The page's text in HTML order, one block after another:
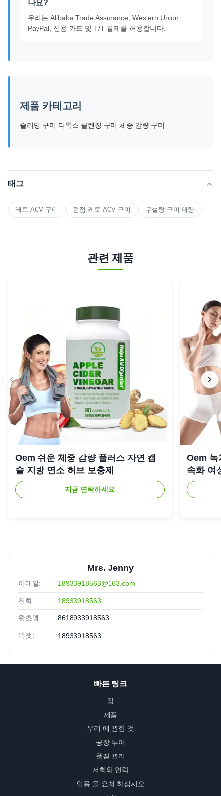
나요?
우리는 Alibaba Trade Assurance, Western Union,
PayPal, 신용 카드 및 T/T 결제를 허용합니다.
제품 카테고리
슬리밍 구미 디톡스 클렌징 구미 체중 감량 구미
태그
케토 ACV 구미 정점 케토 ACV 구미 무설탕 구미 대량
관련 제품
Oem 쉬운 체중 감량 플러스 자연 캡
슐 지방 연소 허브 보충제
지금 연락하세요
Oem 녹
속화 여
Mrs. Jenny
이메일: 18933918563@163.com
전화: 18933918563
왓츠앱: 8618933918563
위챗: 18933918563
빠른 링크
집
제품
우리 에 관한 것
공장 투어
품질 관리
저희와 연락
인용 을 요청 하십시오